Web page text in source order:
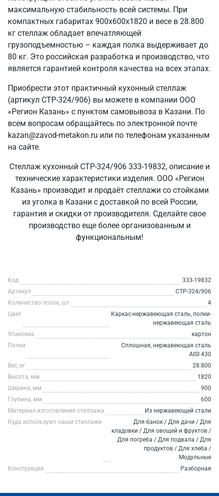
максимальную стабильность всей системы. При
компактных габаритах 900х600х1820 и весе в 28.800
кг стеллаж обладает впечатляющей
грузоподъемностью – каждая полка выдерживает до
80 кг. Это российская разработка и производство, что
является гарантией контроля качества на всех этапах.
Приобрести этот практичный кухонный стеллаж
(артикул СТР-324/906) вы можете в компании ООО
«Регион Казань» с пунктом самовывоза в Казани. По
всем вопросам обращайтесь по электронной почте
kazan@zavod-metakon.ru или по телефонам указанным
на сайте.
Стеллаж кухонный СТР-324/906 333-19832, описание и
технические характеристики изделия. ООО «Регион
Казань» производит и продаёт стеллажи со стойками
из уголка в Казани с доставкой по всей России,
гарантия и скидки от производителя. Сделайте свое
производство еще более организованным и
функциональным!
Код
333-19832
Артикул
СТР-324/906
Количество полок, шт
4
Цвет
Каркас-нержавеющая сталь, полки-
нержавеющая сталь
Упаковка
картон
Полки
Сплошная, нержавеющая сталь
AISI 430
Вес, кг
28.800
Высота, мм
1820
Ширина, мм
900
Глубина, мм
600
Материал изготовления стеллажа
Из нержавеющей стали
Куда используют наши стеллажи
Для банок / Для дачи / Для
кладовки / Для овощей и фруктов /
Для погреба / Для подвала / Для
продуктов / Для хлеба /
Модульные
Конструкция
Разборная